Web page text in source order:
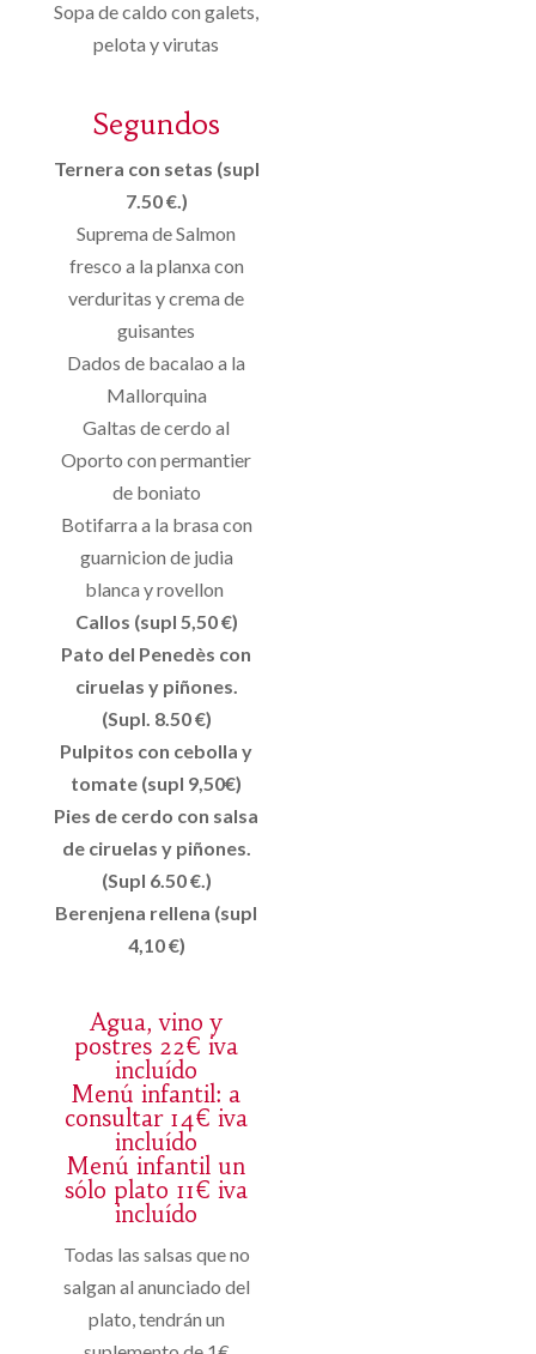
Sopa de caldo con galets,
pelota y virutas
Segundos
Ternera con setas (supl
7.50 €.)
Suprema de Salmon
fresco a la planxa con
verduritas y crema de
guisantes
Dados de bacalao a la
Mallorquina
Galtas de cerdo al
Oporto con permantier
de boniato
Botifarra a la brasa con
guarnicion de judia
blanca y rovellon
Callos (supl 5,50 €)
Pato del Penedès con
ciruelas y piñones.
(Supl. 8.50 €)
Pulpitos con cebolla y
tomate (supl 9,50€)
Pies de cerdo con salsa
de ciruelas y piñones.
(Supl 6.50 €.)
Berenjena rellena (supl
4,10 €)
Agua, vino y
postres 22€ iva
incluído
Menú infantil: a
consultar 14€ iva
incluído
Menú infantil un
sólo plato 11€ iva
incluído
Todas las salsas que no
salgan al anunciado del
plato, tendrán un